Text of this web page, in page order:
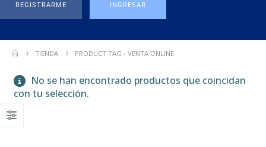
REGISTRARME INGRESAR
TIENDA PRODUCT TAG -VENTA ONLINE
No se han encontrado productos que coincidan
con tu selección.